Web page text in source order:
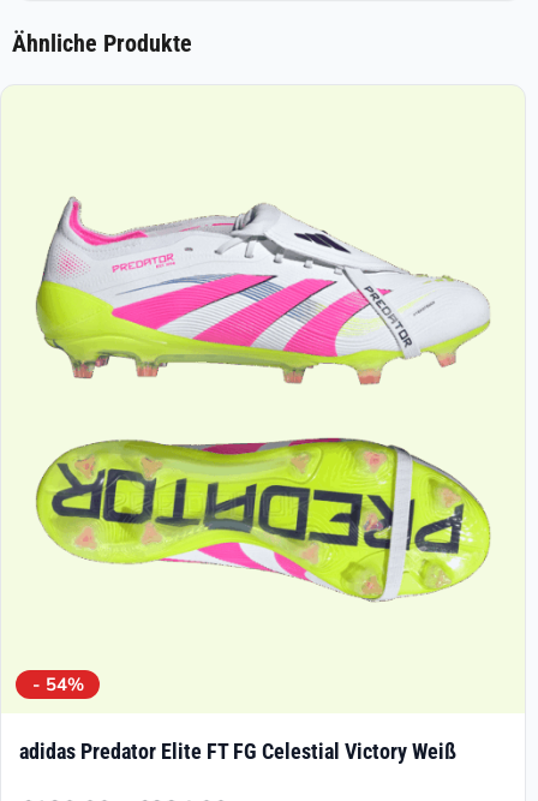
Ähnliche Produkte
- 54%
adidas Predator Elite FT FG Celestial Victory Weiß